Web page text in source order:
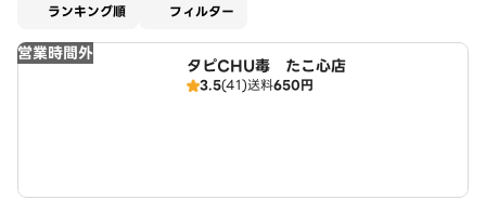
ランキング順 フィルター
営業時間外
タピCHU毒 たこ心店
3.5(41)送料650円